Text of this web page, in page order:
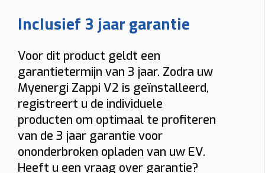
Inclusief 3 jaar garantie
Voor dit product geldt een
garantietermijn van 3 jaar. Zodra uw
Myenergi Zappi V2 is geïnstalleerd,
registreert u de individuele
producten om optimaal te profiteren
van de 3 jaar garantie voor
ononderbroken opladen van uw EV.
Heeft u een vraag over garantie?